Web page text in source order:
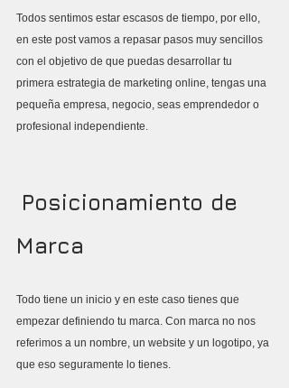
Todos sentimos estar escasos de tiempo, por ello,
en este post vamos a repasar pasos muy sencillos
con el objetivo de que puedas desarrollar tu
primera estrategia de marketing online, tengas una
pequeña empresa, negocio, seas emprendedor o
profesional independiente.
Posicionamiento de
Marca
Todo tiene un inicio y en este caso tienes que
empezar definiendo tu marca. Con marca no nos
referimos a un nombre, un website y un logotipo, ya
que eso seguramente lo tienes.